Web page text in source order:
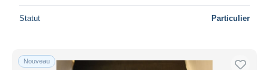
Statut Particulier
Nouveau